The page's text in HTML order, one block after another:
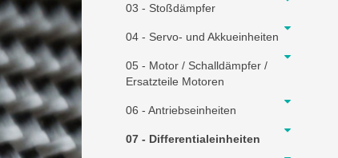
03 - Stoßdämpfer
04 - Servo- und Akkueinheiten
05 - Motor / Schalldämpfer /
Ersatzteile Motoren
06 - Antriebseinheiten
07 - Differentialeinheiten